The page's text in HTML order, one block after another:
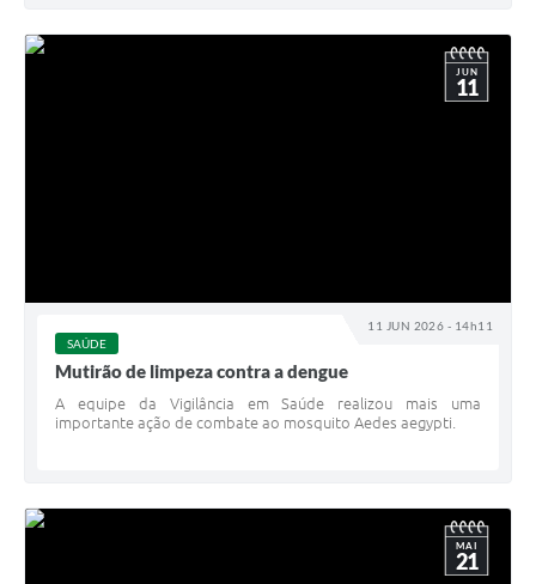
11 JUN 2026 - 14h11
JUN
11
SAÚDE
Mutirão de limpeza contra a dengue
A equipe da Vigilância em Saúde realizou mais uma
importante ação de combate ao mosquito Aedes aegypti.
MAI
21